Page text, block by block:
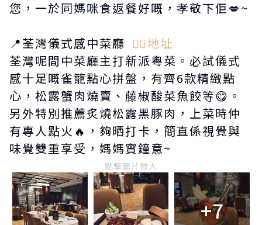
您，一於同媽咪食返餐好嘅，孝敬下佢💋~
📍荃灣儀式感中菜廳 👉🏻地址
荃灣呢間中菜廳主打新派粵菜。必試儀式
感十足嘅雀籠點心拼盤，有齊6款精緻點
心，松露蟹肉燒賣、藤椒酸菜魚餃等😋。
另外特別推薦炙燒松露黑豚肉，上菜時仲
有專人點火🔥，夠晒打卡，簡直係視覺與
味覺雙重享受，媽媽實鐘意~
點擊圖片放大
+7